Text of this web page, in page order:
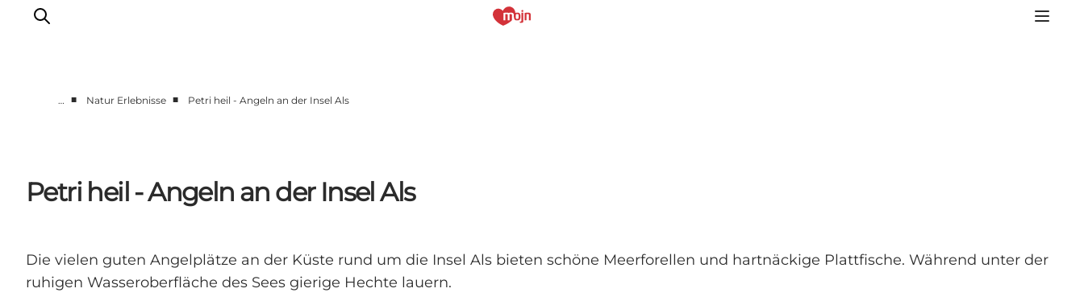
Natur
Übernachtung
Information
… ■ Natur Erlebnisse ■ Petri heil - Angeln an der Insel Als
Petri heil - Angeln an der Insel Als
Die vielen guten Angelplätze an der Küste rund um die Insel Als bieten schöne Meerforellen und hartnäckige Plattfische. Während unter der
ruhigen Wasseroberfläche des Sees gierige Hechte lauern.